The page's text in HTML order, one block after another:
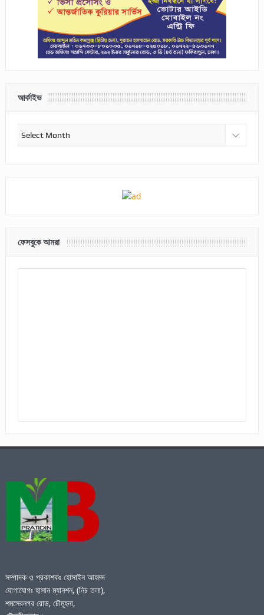
আর্কাইভ
আর্কাইভ
ফেসবুকে আমরা
সম্পাদক ও প্রকাশকঃ হোসাইন আহমদ
যোগাযোগঃ হাসান ম্যানশন, (নিচ তলা),
শমসেরনগর রোড, চৌমূহনা,